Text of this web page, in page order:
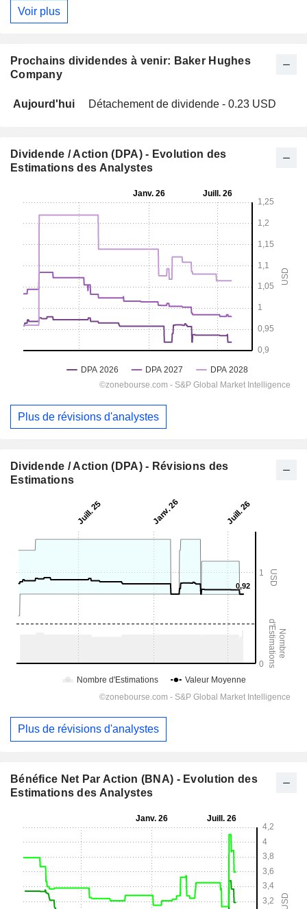
Prochains dividendes à venir: Baker Hughes
Company
Aujourd'hui Détachement de dividende - 0.23 USD
Voir plus
Dividende / Action (DPA) - Evolution des
Estimations des Analystes
Plus de révisions d'analystes
Dividende / Action (DPA) - Révisions des
Estimations
Plus de révisions d'analystes
Bénéfice Net Par Action (BNA) - Evolution des
Estimations des Analystes